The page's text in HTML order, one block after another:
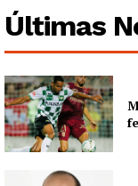
Últimas